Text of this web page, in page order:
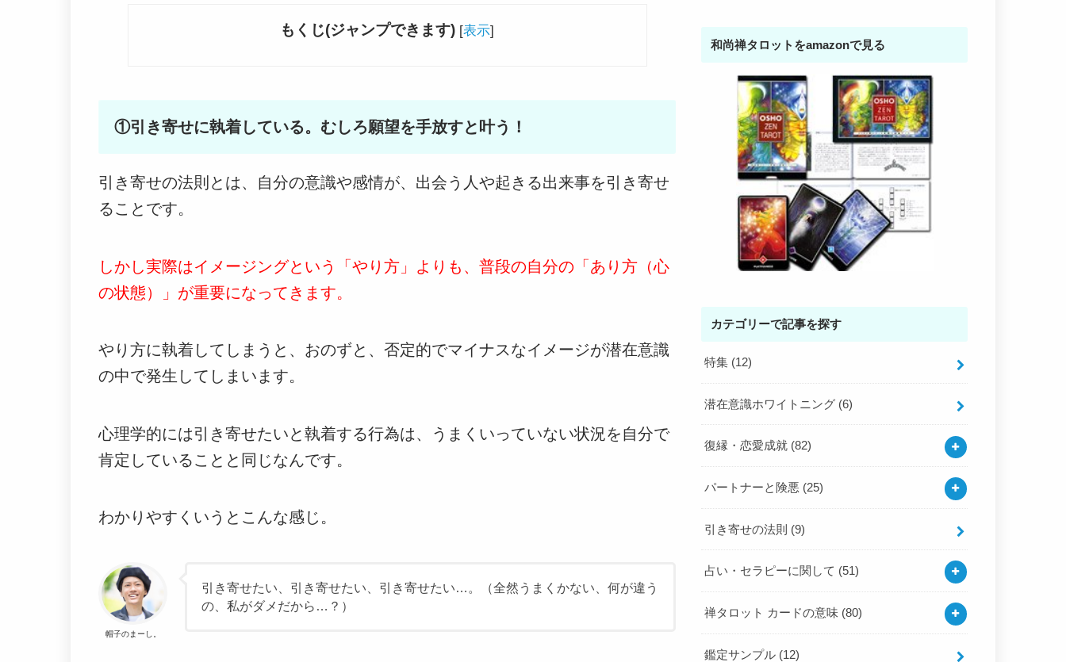
もくじ(ジャンプできます) [表示]
①引き寄せに執着している。むしろ願望を手放すと叶う！
引き寄せの法則とは、自分の意識や感情が、出会う人や起きる出来事を引き寄せ
ることです。
しかし実際はイメージングという「やり方」よりも、普段の自分の「あり方（心
の状態）」が重要になってきます。
やり方に執着してしまうと、おのずと、否定的でマイナスなイメージが潜在意識
の中で発生してしまいます。
心理学的には引き寄せたいと執着する行為は、うまくいっていない状況を自分で
肯定していることと同じなんです。
わかりやすくいうとこんな感じ。
帽子のまーし。
引き寄せたい、引き寄せたい、引き寄せたい…。（全然うまくかない、何が違う
の、私がダメだから…？）
和尚禅タロットをamazonで見る
カテゴリーで記事を探す
特集 (12)
潜在意識ホワイトニング (6)
復縁・恋愛成就 (82)
パートナーと険悪 (25)
引き寄せの法則 (9)
占い・セラピーに関して (51)
禅タロット カードの意味 (80)
鑑定サンプル (12)